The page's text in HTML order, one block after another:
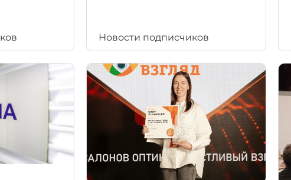
Новости подписчиков